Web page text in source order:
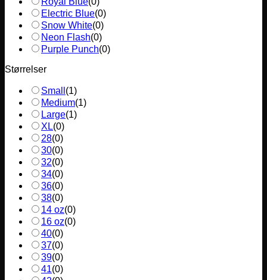
Electric Blue(0)
Snow White(0)
Neon Flash(0)
Purple Punch(0)
Størrelser
Small (1)
Medium(1)
Large(1)
XL(0)
28(0)
30(0)
32(0)
34(0)
36(0)
38(0)
14 oz(0)
16 oz(0)
40(0)
37(0)
39(0)
41(0)